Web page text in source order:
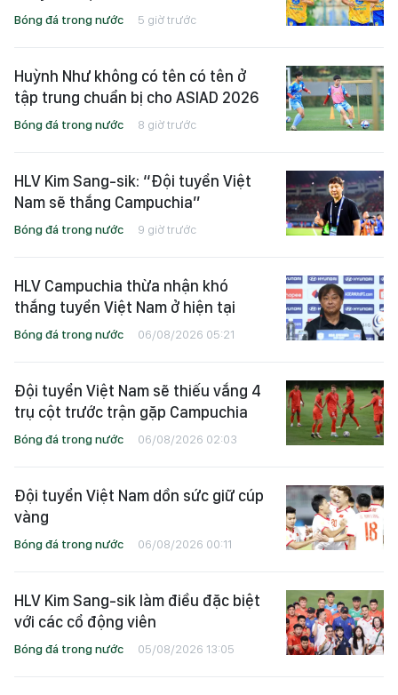
Bóng đá trong nước 5 giờ trước
Huỳnh Như không có tên có tên ở
tập trung chuẩn bị cho ASIAD 2026
Bóng đá trong nước 8 giờ trước
HLV Kim Sang-sik: “Đội tuyển Việt
Nam sẽ thắng Campuchia”
Bóng đá trong nước 9 giờ trước
HLV Campuchia thừa nhận khó
thắng tuyển Việt Nam ở hiện tại
Bóng đá trong nước 06/08/2026 05:21
Đội tuyển Việt Nam sẽ thiếu vắng 4
trụ cột trước trận gặp Campuchia
Bóng đá trong nước 06/08/2026 02:03
Đội tuyển Việt Nam dồn sức giữ cúp
vàng
Bóng đá trong nước 06/08/2026 00:11
HLV Kim Sang-sik làm điều đặc biệt
với các cổ động viên
Bóng đá trong nước 05/08/2026 13:05